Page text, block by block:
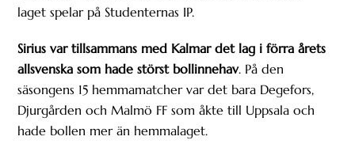
laget spelar på Studenternas IP.
Sirius var tillsammans med Kalmar det lag i förra årets
allsvenska som hade störst bollinnehav. På den
säsongens 15 hemmamatcher var det bara Degefors,
Djurgården och Malmö FF som åkte till Uppsala och
hade bollen mer än hemmalaget.